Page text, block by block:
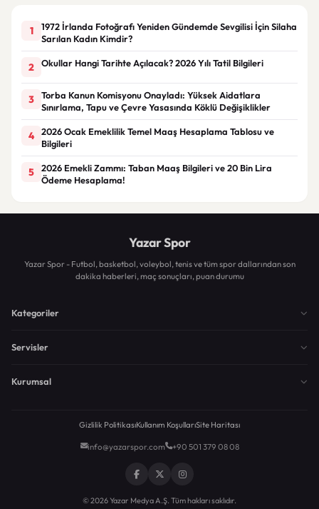
1
1972 İrlanda Fotoğrafı Yeniden Gündemde Sevgilisi İçin Silaha
Sarılan Kadın Kimdir?
2 Okullar Hangi Tarihte Açılacak? 2026 Yılı Tatil Bilgileri
3
Torba Kanun Komisyonu Onayladı: Yüksek Aidatlara
Sınırlama, Tapu ve Çevre Yasasında Köklü Değişiklikler
4
2026 Ocak Emeklilik Temel Maaş Hesaplama Tablosu ve
Bilgileri
5
2026 Emekli Zammı: Taban Maaş Bilgileri ve 20 Bin Lira
Ödeme Hesaplama!
Yazar Spor
Yazar Spor - Futbol, basketbol, voleybol, tenis ve tüm spor dallarından son
dakika haberleri, maç sonuçları, puan durumu
Kategoriler
Servisler
Kurumsal
Gizlilik PolitikasıKullanım KoşullarıSite Haritası
info@yazarspor.com +90 501 379 08 08
© 2026 Yazar Medya A.Ş. Tüm hakları saklıdır.